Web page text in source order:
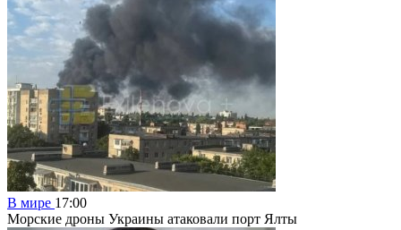
В мире 17:00
Морские дроны Украины атаковали порт Ялты